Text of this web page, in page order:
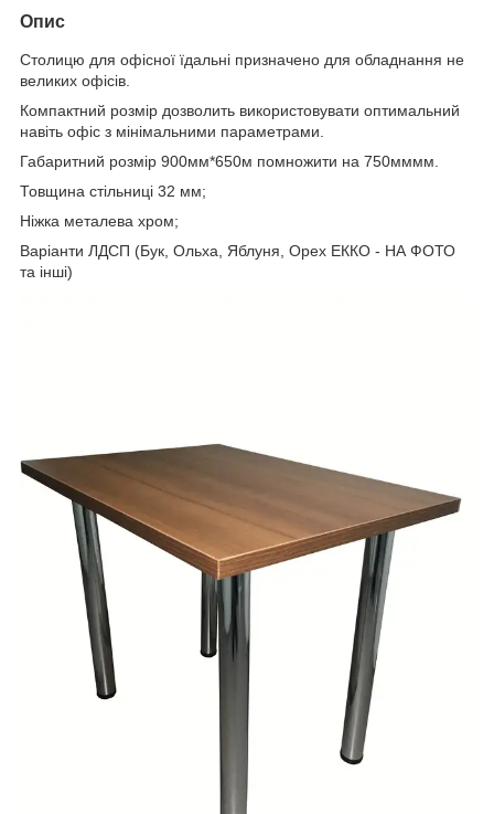
Опис
Столицю для офісної їдальні призначено для обладнання не
великих офісів.
Компактний розмір дозволить використовувати оптимальний
навіть офіс з мінімальними параметрами.
Габаритний розмір 900мм*650м помножити на 750мммм.
Товщина стільниці 32 мм;
Ніжка металева хром;
Варіанти ЛДСП (Бук, Ольха, Яблуня, Орех ЕККО - НА ФОТО
та інші)